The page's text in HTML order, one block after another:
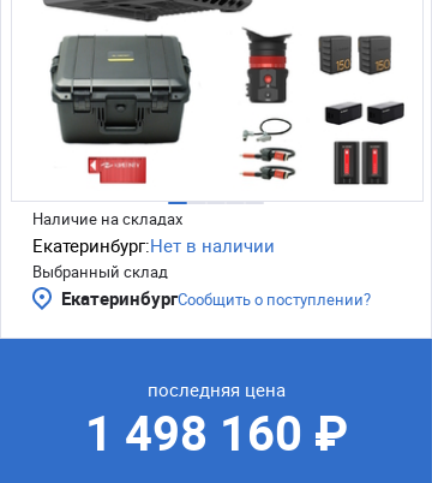
Наличие на складах
Екатеринбург:Нет в наличии
Выбранный склад
ЕкатеринбургСообщить о поступлении?
последняя цена
1 498 160 ₽